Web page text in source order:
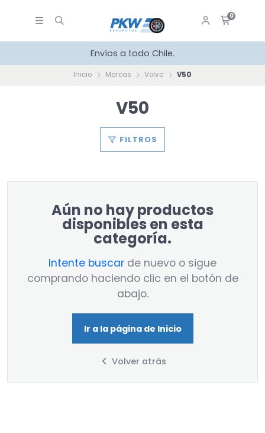
0
Envíos a todo Chile.
Inicio Marcas Volvo V50
V50
FILTROS
Aún no hay productos
disponibles en esta
categoría.
Intente buscar de nuevo o sigue
comprando haciendo clic en el botón de
abajo.
Ir a la página de Inicio
Volver atrás